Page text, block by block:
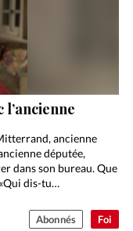
Foi
l’ancienne
ancienne
députée,
dans son bureau. Que
dis-tu…
Abonnés